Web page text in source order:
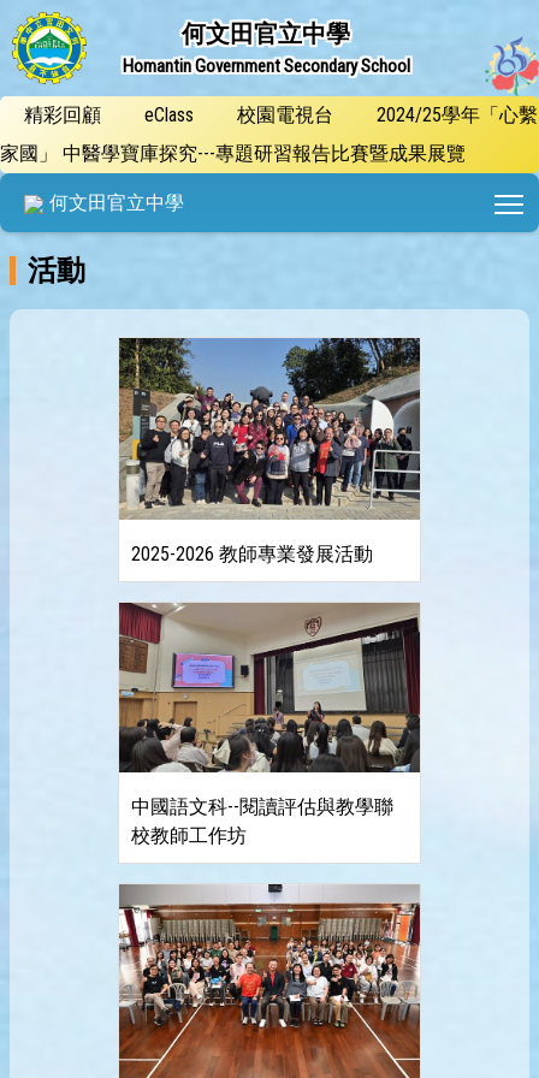
何文田官立中學
Homantin Government Secondary School
精彩回顧 eClass 校園電視台
2024/25學年「心繫
家國」 中醫學寶庫探究---專題研習報告比賽暨成果展覽
何文田官立中學
活動
2025-2026 教師專業發展活動
中國語文科--閱讀評估與教學聯
校教師工作坊